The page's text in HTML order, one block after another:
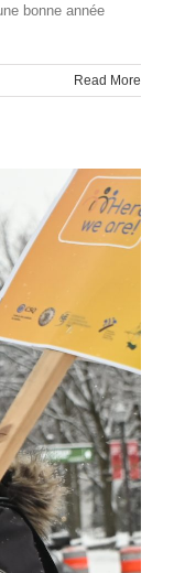
bonne année
Read More